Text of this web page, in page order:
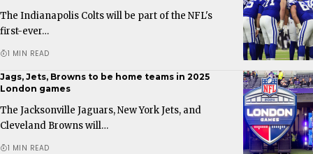
The Indianapolis Colts will be part of the NFL's
first-ever…
1 MIN READ
Jags, Jets, Browns to be home teams in 2025
London games
The Jacksonville Jaguars, New York Jets, and
Cleveland Browns will…
1 MIN READ